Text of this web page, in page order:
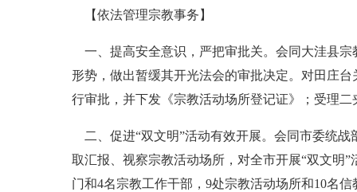
【依法管理宗教事务】
一、提高安全意识，严把审批关。会同大洼县宗
形势，做出暂缓其开光法会的审批决定。对田庄
行审批，并下发《宗教活动场所登记证》；受理
二、促进“双文明”活动有效开展。会同市委统战
取汇报、视察宗教活动场所，对全市开展“双文明
门和4名宗教工作干部，9处宗教活动场所和10名